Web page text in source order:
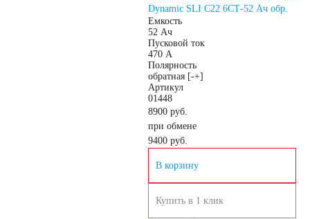
Dynamic SLI C22 6СТ-52 Ач обр.
Емкость
52 Ач
Пусковой ток
470 А
Полярность
обратная [-+]
Артикул
01448
8900 руб.
при обмене
9400руб.
В корзину
Купить в 1 клик